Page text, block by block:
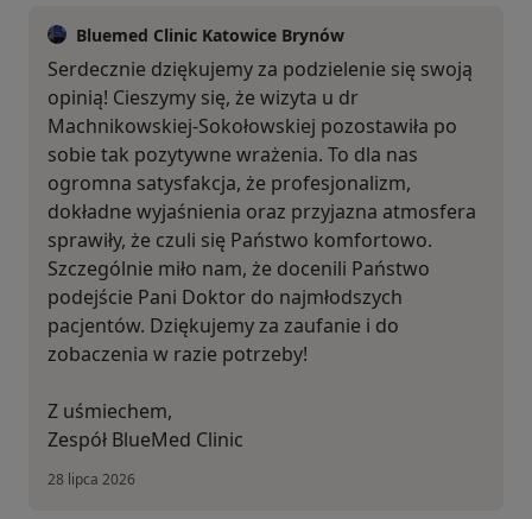
Bluemed Clinic Katowice Brynów
Serdecznie dziękujemy za podzielenie się swoją
opinią! Cieszymy się, że wizyta u dr
Machnikowskiej-Sokołowskiej pozostawiła po
sobie tak pozytywne wrażenia. To dla nas
ogromna satysfakcja, że profesjonalizm,
dokładne wyjaśnienia oraz przyjazna atmosfera
sprawiły, że czuli się Państwo komfortowo.
Szczególnie miło nam, że docenili Państwo
podejście Pani Doktor do najmłodszych
pacjentów. Dziękujemy za zaufanie i do
zobaczenia w razie potrzeby!
Z uśmiechem,
Zespół BlueMed Clinic
28 lipca 2026